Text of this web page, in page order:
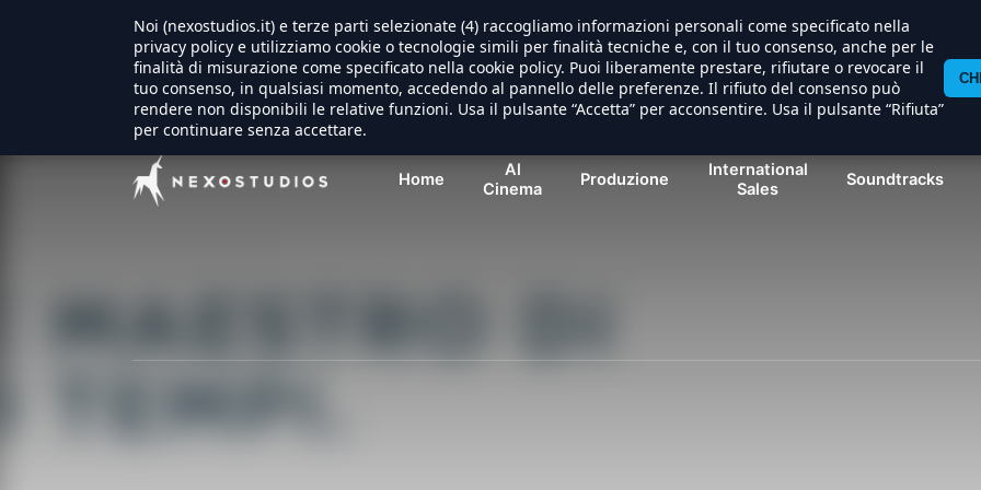
Home
Al
Cinema
Produzione
International
Sales
Soundtracks
Noi (nexostudios.it) e terze parti selezionate (4) raccogliamo informazioni personali come specificato nella
privacy policy e utilizziamo cookie o tecnologie simili per finalità tecniche e, con il tuo consenso, anche per le
finalità di misurazione come specificato nella cookie policy. Puoi liberamente prestare, rifiutare o revocare il
tuo consenso, in qualsiasi momento, accedendo al pannello delle preferenze. Il rifiuto del consenso può
rendere non disponibili le relative funzioni. Usa il pulsante “Accetta” per acconsentire. Usa il pulsante “Rifiuta”
per continuare senza accettare.